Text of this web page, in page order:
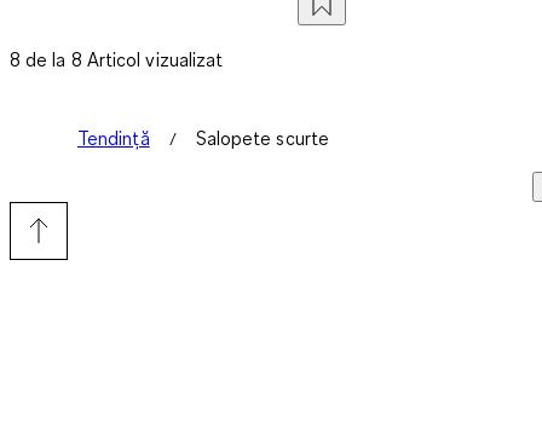
8 de la 8 Articol vizualizat
Tendință Salopete scurte